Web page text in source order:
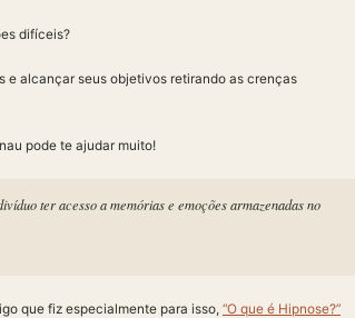
difíceis?
e alcançar seus objetivos retirando as crenças
pode te ajudar muito!
ter acesso a memórias e emoções armazenadas no
que fiz especialmente para isso, “O que é Hipnose?”